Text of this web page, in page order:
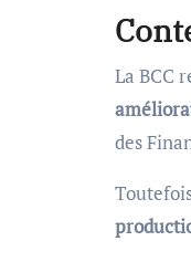
La BCC
des